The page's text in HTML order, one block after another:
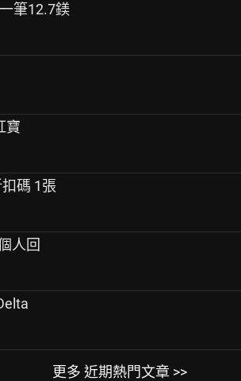
筆12.7鎂
寶
碼 1張
人回
更多 近期熱門文章 >>